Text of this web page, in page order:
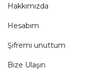
Hakkımızda
Hesabım
Şifremi unuttum
Bize Ulaşın